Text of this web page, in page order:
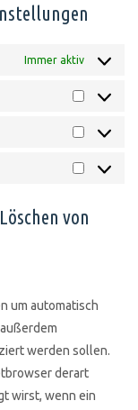
Immer aktiv
Vorlieben
von
um automatisch
werden sollen.
derart
wirst, wenn ein